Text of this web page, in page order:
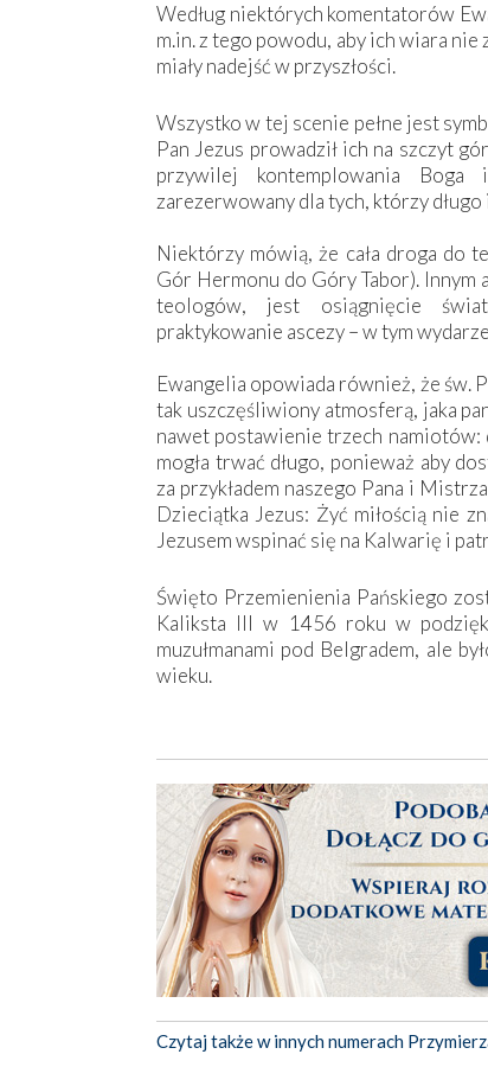
Według niektórych komentatorów
m.in. z tego powodu, aby ich wiara
miały nadejść w przyszłości.
Wszystko w tej scenie pełne jest
Pan Jezus prowadził ich na szczyt
przywilej kontemplowania
zarezerwowany dla tych, którzy
Niektórzy mówią, że cała droga do
Gór Hermonu do Góry Tabor). Innym
teologów, jest osiągnięcie
praktykowanie ascezy – w tym
Ewangelia opowiada również, że św.
tak uszczęśliwiony atmosferą, jaka
nawet postawienie trzech namiotów:
mogła trwać długo, ponieważ aby
za przykładem naszego Pana i
Dzieciątka Jezus: Żyć miłością nie
Jezusem wspinać się na Kalwarię i
Święto Przemienienia Pańskiego
Kaliksta III w 1456 roku w
muzułmanami pod Belgradem, ale
wieku.
Czytaj także w innych numerach